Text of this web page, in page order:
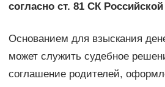
согласно ст. 81 СК
Основанием для взыскания
может служить судебное
соглашение родителей,